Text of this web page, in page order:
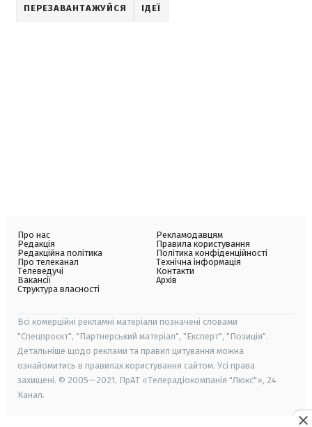
ПЕРЕЗАВАНТАЖУЙСЯ ІДЕЇ
Про нас
Редакція
Редакційна політика
Про телеканал
Телеведучі
Вакансії
Структура власності
Рекламодавцям
Правила користування
Політика конфіденційності
Технічна інформація
Контакти
Архів
Всі комерційні рекламні матеріали позначені словами
"Спецпроєкт", "Партнерський матеріал", "Експерт", "Позиція".
Детальніше щодо реклами та правил цитування можна
ознайомитись в правилах користування сайтом. Усі права
захищені. © 2005—2021, ПрАТ «Телерадіокомпанія "Люкс"», 24
Канал.